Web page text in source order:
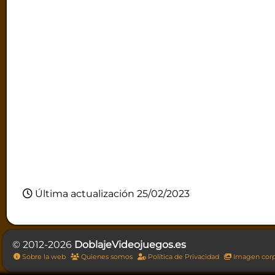
Última actualización 25/02/2023
© 2012-2026 DoblajeVideojuegos.es
Sobre la web Quienes somos Política de Privacidad Imagen